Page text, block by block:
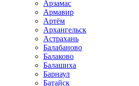
Арзамас
Армавир
Артём
Архангельск
Астрахань
Балабаново
Балаково
Балашиха
Барнаул
Батайск